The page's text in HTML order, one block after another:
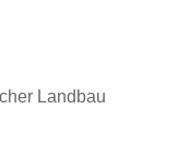
Landbau